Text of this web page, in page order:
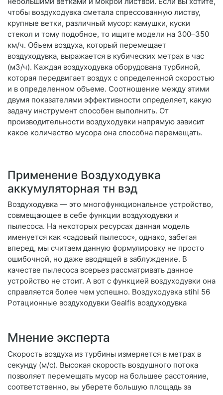
чтобы воздуходувка сметала спрессованную листву,
крупные ветки, различный мусор: камушки, куски
стекол и тому подобное, то ищите модели на 300–350
км/ч. Объем воздуха, который перемещает
воздуходувка, выражается в кубических метрах в час
(м3/ч). Каждая воздуходувка оборудована турбиной,
которая передвигает воздух с определенной скоростью
и в определенном объеме. Соотношение между этими
двумя показателями эффективности определяет, какую
задачу инструмент способен выполнить. От
производительности воздуходувки напрямую зависит
какое количество мусора она способна перемещать.
Применение Воздуходувка
аккумуляторная тн вэд
Воздуходувка — это многофункциональное устройство,
совмещающее в себе функции воздуходувки и
пылесоса. На некоторых ресурсах данная модель
именуется как «садовый пылесос», однако, забегая
вперед, мы считаем данную формулировку не просто
ошибочной, но даже вводящей в заблуждение. В
качестве пылесоса всерьез рассматривать данное
устройство не стоит. А вот с функцией воздуходувки она
справляется более чем успешно. Воздуходувка stihl 56
Ротационные воздуходувки Gealfis воздуходувка
Мнение эксперта
Скорость воздуха из турбины измеряется в метрах в
секунду (м/с). Высокая скорость воздушного потока
позволяет перемещать мусор на большее расстояние,
соответственно, вы уберете большую площадь за